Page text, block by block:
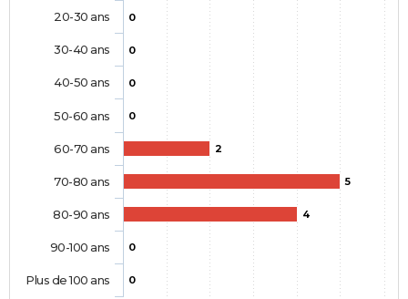
0
0
0
0
2
5
4
0
0
20-30 ans
30-40 ans
40-50 ans
50-60 ans
60-70 ans
70-80 ans
80-90 ans
90-100 ans
Plus de 100 ans